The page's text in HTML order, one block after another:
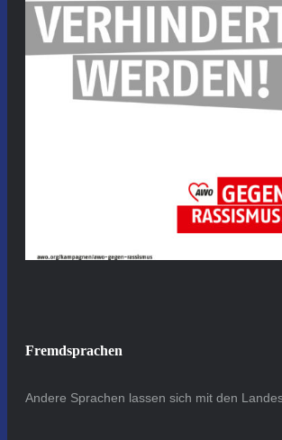
Fremdsprachen
Andere Sprachen lassen sich mit den